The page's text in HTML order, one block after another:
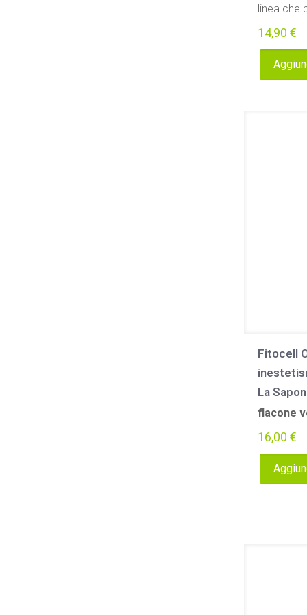
linea che
14,90 €
Fitocell
La
flacone
16,00 €